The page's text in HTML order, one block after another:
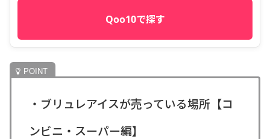
Qoo10で探す
・ブリュレアイスが売っている場所【コ
ンビニ・スーパー編】